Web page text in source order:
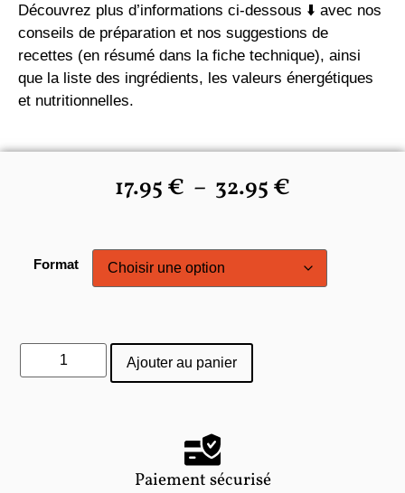
Découvrez plus d’informations ci-dessous ⬇️ avec nos
conseils de préparation et nos suggestions de
recettes (en résumé dans la fiche technique), ainsi
que la liste des ingrédients, les valeurs énergétiques
et nutritionnelles.
17.95 € – 32.95 €
Format
Ajouter au panier
Paiement sécurisé